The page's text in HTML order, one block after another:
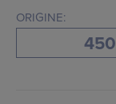
ORIGINE:
450